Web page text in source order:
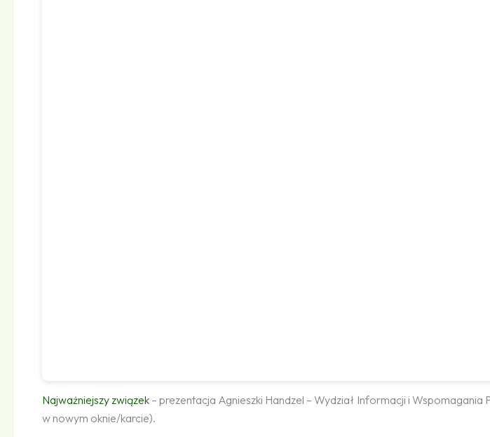
Najważniejszy związek – prezentacja Agnieszki Handzel – Wydział Informacji i
w nowym oknie/karcie).